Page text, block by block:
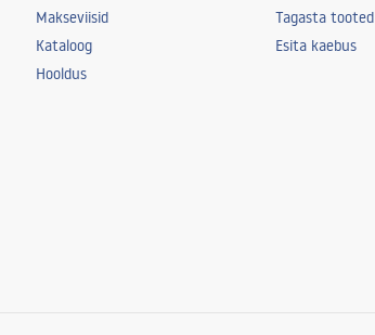
Makseviisid
Kataloog
Hooldus
Tagasta tooted
Esita kaebus